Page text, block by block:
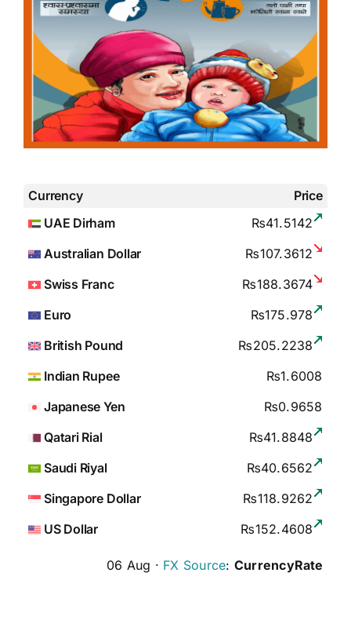
Currency
Price
UAE Dirham
₨41.5142
Australian Dollar
₨107.3612
Swiss Franc
₨188.3674
Euro
₨175.978
British Pound
₨205.2238
Indian Rupee
₨1.6008
Japanese Yen
₨0.9658
Qatari Rial
₨41.8848
Saudi Riyal
₨40.6562
Singapore Dollar
₨118.9262
US Dollar
₨152.4608
06 Aug · FX Source: CurrencyRate